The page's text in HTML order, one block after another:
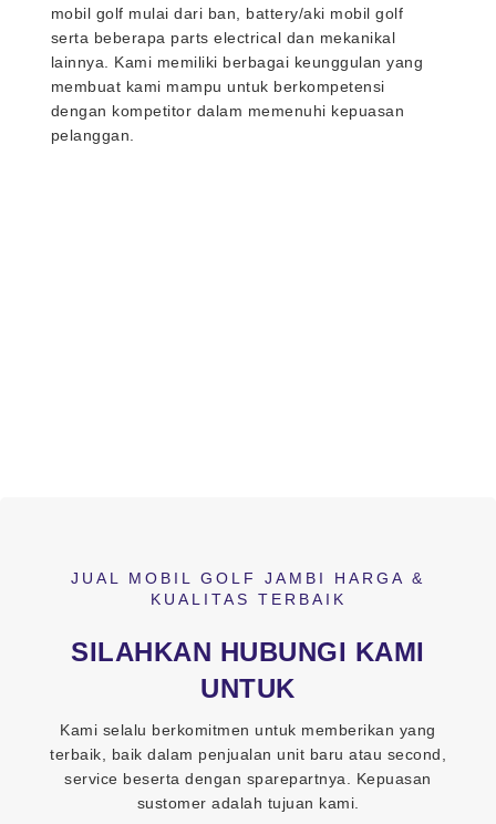
mobil golf mulai dari ban, battery/aki mobil golf
serta beberapa parts electrical dan mekanikal
lainnya. Kami memiliki berbagai keunggulan yang
membuat kami mampu untuk berkompetensi
dengan kompetitor dalam memenuhi kepuasan
pelanggan.
JUAL MOBIL GOLF JAMBI HARGA &
KUALITAS TERBAIK
SILAHKAN HUBUNGI KAMI
UNTUK
Kami selalu berkomitmen untuk memberikan yang
terbaik, baik dalam penjualan unit baru atau second,
service beserta dengan sparepartnya. Kepuasan
sustomer adalah tujuan kami.